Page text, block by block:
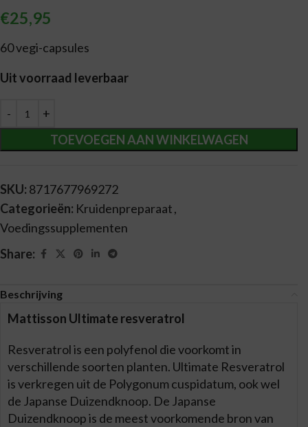
€25,95
60 vegi-capsules
Uit voorraad leverbaar
TOEVOEGEN AAN WINKELWAGEN
Alternative:
SKU: 8717677969272
Categorieën: Kruidenpreparaat,
Voedingssupplementen
Share:
Beschrijving
Mattisson Ultimate resveratrol
Resveratrol is een polyfenol die voorkomt in
verschillende soorten planten. Ultimate Resveratrol
is verkregen uit de Polygonum cuspidatum, ook wel
de Japanse Duizendknoop. De Japanse
Duizendknoop is de meest voorkomende bron van